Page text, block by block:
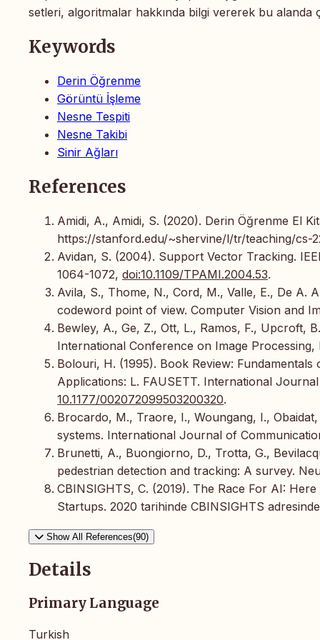
setleri, algoritmalar hakkında bilgi vererek bu alanda
Keywords
Derin Öğrenme
Görüntü İşleme
Nesne Tespiti
Nesne Takibi
Sinir Ağları
References
Amidi, A., Amidi, S. (2020). Derin Öğrenme El
https://stanford.edu/~shervine/l/tr/teaching/cs-
Avidan, S. (2004). Support Vector Tracking.
1064-1072, doi:10.1109/TPAMI.2004.53.
Avila, S., Thome, N., Cord, M., Valle, E., De A.
codeword point of view. Computer Vision and
Bewley, A., Ge, Z., Ott, L., Ramos, F., Upcroft,
International Conference on Image
Bolouri, H. (1995). Book Review:
Applications: L. FAUSETT. International
10.1177/002072099503200320.
Brocardo, M., Traore, I., Woungang, I.,
systems. International Journal of
Brunetti, A., Buongiorno, D., Trotta, G.,
pedestrian detection and tracking: A survey.
CBINSIGHTS, C. (2019). The Race For AI:
Startups. 2020 tarihinde CBINSIGHTS
Show All References(90)
Details
Primary Language
Turkish